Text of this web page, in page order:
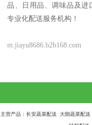
品、日用品、调味品及进
专业化配送服务机构！
m.jiayu8686.b2b168.com
主营产品：长安蔬菜配送 大朗蔬菜配